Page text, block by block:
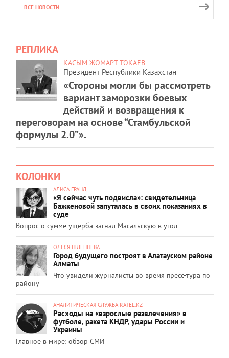
ВСЕ НОВОСТИ
РЕПЛИКА
КАСЫМ-ЖОМАРТ ТОКАЕВ
Президент Республики Казахстан
«Стороны могли бы рассмотреть
вариант заморозки боевых
действий и возвращения к
переговорам на основе “Стамбульской
формулы 2.0”».
КОЛОНКИ
АЛИСА ГРАНД
«Я сейчас чуть подвисла»: свидетельница
Бажкеновой запуталась в своих показаниях в
суде
Вопрос о сумме ущерба загнал Масальскую в угол
ОЛЕСЯ ШЛЕПНЕВА
Город будущего построят в Алатауском районе
Алматы
Что увидели журналисты во время пресс-тура по
району
АНАЛИТИЧЕСКАЯ СЛУЖБА RATEL.KZ
Расходы на «взрослые развлечения» в
футболе, ракета КНДР, удары России и
Украины
Главное в мире: обзор СМИ